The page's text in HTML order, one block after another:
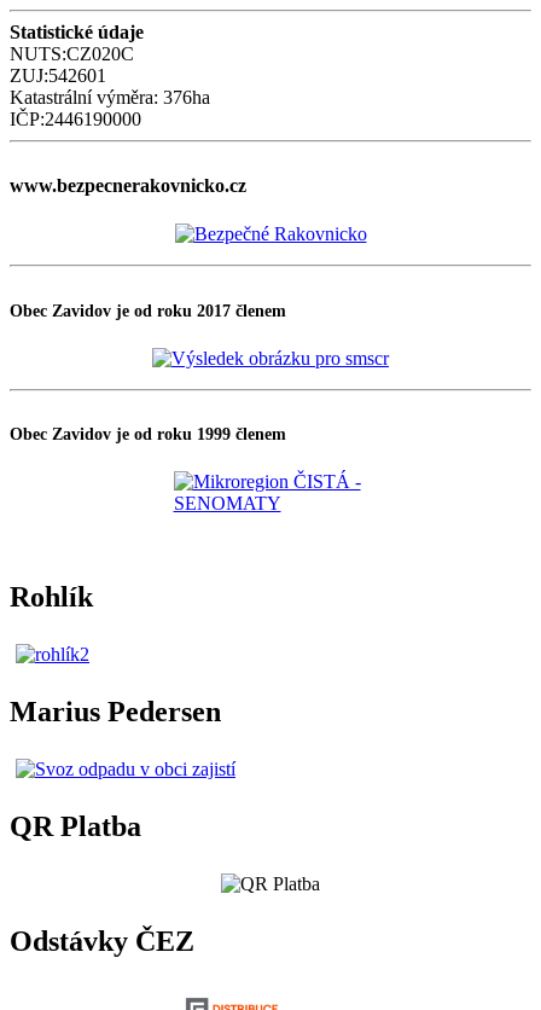
Statistické údaje
NUTS:CZ020C
ZUJ:542601
Katastrální výměra: 376ha
IČP:2446190000
www.bezpecnerakovnicko.cz
Obec Zavidov je od roku 2017 členem
Obec Zavidov je od roku 1999 členem
Rohlík
Marius Pedersen
QR Platba
Odstávky ČEZ